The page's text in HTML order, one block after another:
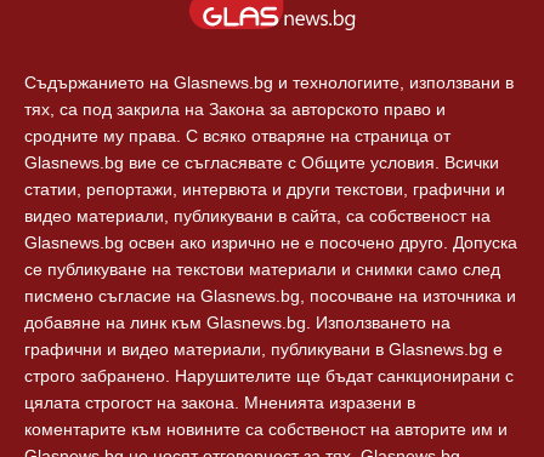
Съдържанието на Glasnews.bg и технологиите, използвани в
тях, са под закрила на Закона за авторското право и
сродните му права. С всяко отваряне на страница от
Glasnews.bg вие се съгласявате с Общите условия. Всички
статии, репортажи, интервюта и други текстови, графични и
видео материали, публикувани в сайта, са собственост на
Glasnews.bg освен ако изрично не е посочено друго. Допуска
се публикуване на текстови материали и снимки само след
писмено съгласие на Glasnews.bg, посочване на източника и
добавяне на линк към Glasnews.bg. Използването на
графични и видео материали, публикувани в Glasnews.bg е
строго забранено. Нарушителите ще бъдат санкционирани с
цялата строгост на закона. Мненията изразени в
коментарите към новините са собственост на авторите им и